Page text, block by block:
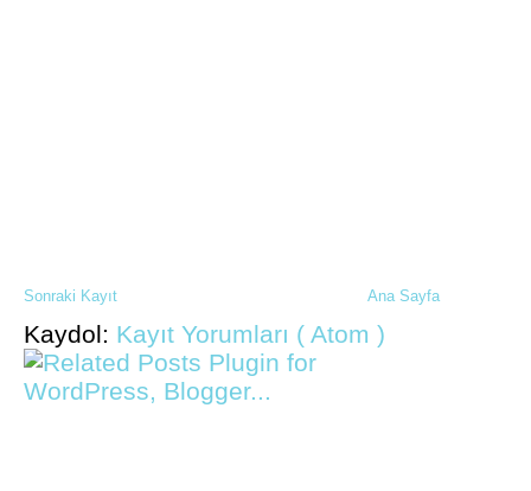
Sonraki Kayıt Ana Sayfa
Kaydol: Kayıt Yorumları ( Atom )